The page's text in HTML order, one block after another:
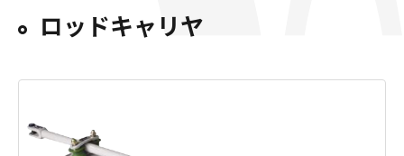
広告特集
分岐器用品
ロッドキャリヤ